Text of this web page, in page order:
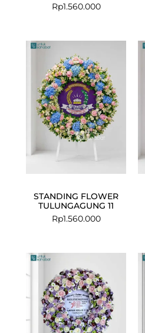
Rp1.560.000
STANDING FLOWER
TULUNGAGUNG 11
Rp1.560.000